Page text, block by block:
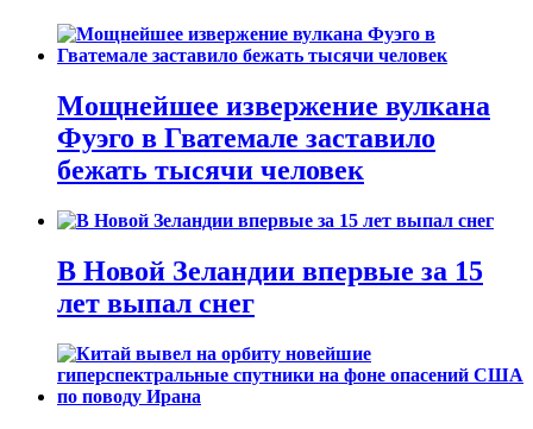
Мощнейшее извержение вулкана
Фуэго в Гватемале заставило
бежать тысячи человек
В Новой Зеландии впервые за 15
лет выпал снег